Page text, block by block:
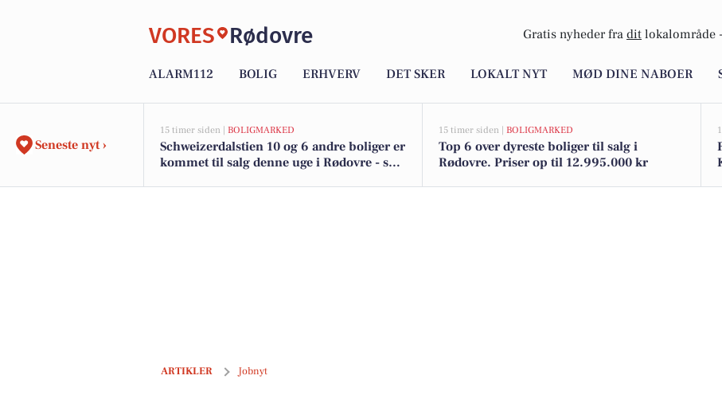
VORES Rødovre Gratis nyheder fra dit lokalområde -
ALARM112 BOLIG ERHVERV DET SKER LOKALT NYT MØD DINE NABOER
Seneste nyt ›
15 timer siden | BOLIGMARKED
Schweizerdalstien 10 og 6 andre boliger er
kommet til salg denne uge i Rødovre - se
15 timer siden | BOLIGMARKED
Top 6 over dyreste boliger til salg i
Rødovre. Priser op til 12.995.000 kr
ARTIKLER Jobnyt
Europaskolen søger undervisere til timerester i følgende fag: matematik, fysik, ICT, political science, kinesisk C og